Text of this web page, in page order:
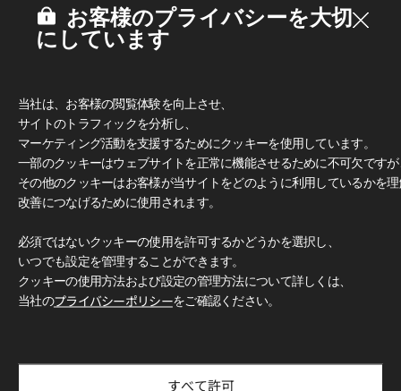
お客様のプライバシーを大切
にしています
当社は、お客様の閲覧体験を向上させ、
サイトのトラフィックを分析し、
マーケティング活動を支援するためにクッキーを使用しています。
一部のクッキーはウェブサイトを正常に機能させるために不可欠です
その他のクッキーはお客様が当サイトをどのように利用しているかを
改善につなげるために使用されます。
必須ではないクッキーの使用を許可するかどうかを選択し、
いつでも設定を管理することができます。
クッキーの使用方法および設定の管理方法について詳しくは、
当社のプライバシーポリシーをご確認ください。
すべて許可